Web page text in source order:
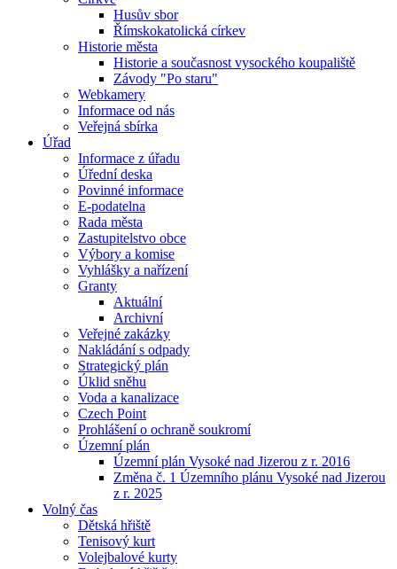
Husův sbor
Římskokatolická církev
Historie města
Historie a současnost vysockého koupaliště
Závody "Po staru"
Webkamery
Informace od nás
Veřejná sbírka
Úřad
Informace z úřadu
Úřední deska
Povinné informace
E-podatelna
Rada města
Zastupitelstvo obce
Výbory a komise
Vyhlášky a nařízení
Granty
Aktuální
Archivní
Veřejné zakázky
Nakládání s odpady
Strategický plán
Úklid sněhu
Voda a kanalizace
Czech Point
Prohlášení o ochraně soukromí
Územní plán
Územní plán Vysoké nad Jizerou z r. 2016
Změna č. 1 Územního plánu Vysoké nad Jizerou
z r. 2025
Volný čas
Dětská hřiště
Tenisový kurt
Volejbalové kurty